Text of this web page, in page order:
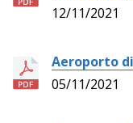
12/11/2021
Aeroporto
05/11/2021